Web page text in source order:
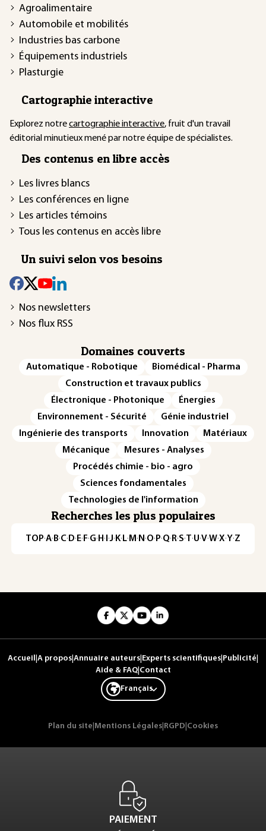
Agroalimentaire
Automobile et mobilités
Industries bas carbone
Équipements industriels
Plasturgie
Cartographie interactive
Explorez notrecartographie interactive, fruit d'un travail
éditorial minutieux mené par notre équipe de spécialistes.
Des contenus en libre accès
Les livres blancs
Les conférences en ligne
Les articles témoins
Tous les contenus en accès libre
Un suivi selon vos besoins
Nos newsletters
Nos flux RSS
Domaines couverts
Automatique - Robotique
Biomédical - Pharma
Construction et travaux publics
Électronique - Photonique
Énergies
Environnement - Sécurité
Génie industriel
Ingénierie des transports
Innovation
Matériaux
Mécanique
Mesures - Analyses
Procédés chimie - bio - agro
Sciences fondamentales
Technologies de l'information
Recherches les plus populaires
TOP·A·B·C· D· E· F·G· H · ·J· K· L· M · N ·O· P·Q· R·S·T·U·V·W·X·Y·Z
Accueil A propos Annuaire auteurs Experts scientifiques Publicité
Aide & FAQ| Contact
Français
Plan du site Mentions Légales RGPD Cookies
PAIEMENT